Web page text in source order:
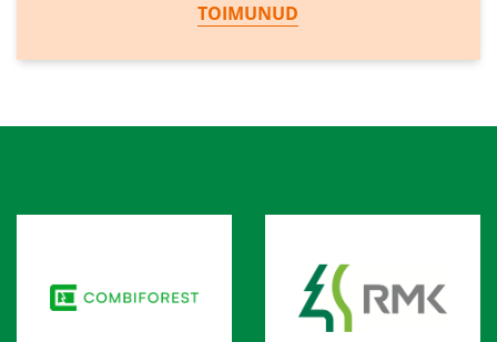
TOIMUNUD